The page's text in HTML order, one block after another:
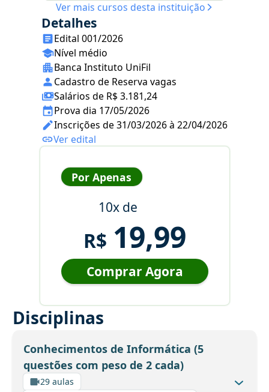
Ver mais cursos desta instituição
Detalhes
Edital 001/2026
Nível médio
Banca Instituto UniFil
Cadastro de Reserva vagas
Salários de R$ 3.181,24
Prova dia 17/05/2026
Inscrições de 31/03/2026 à 22/04/2026
Ver edital
Por Apenas
10x de
R$ 19,99
Comprar Agora
Disciplinas
Conhecimentos de Informática (5
questões com peso de 2 cada)
29 aulas